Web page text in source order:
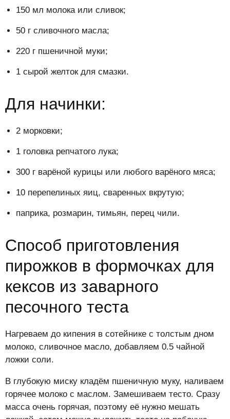
150 мл молока или сливок;
50 г сливочного масла;
220 г пшеничной муки;
1 сырой желток для смазки.
Для начинки:
2 морковки;
1 головка репчатого лука;
300 г варёной курицы или любого варёного мяса;
10 перепелиных яиц, сваренных вкрутую;
паприка, розмарин, тимьян, перец чили.
Способ приготовления
пирожков в формочках для
кексов из заварного
песочного теста
Нагреваем до кипения в сотейнике с толстым дном
молоко, сливочное масло, добавляем 0.5 чайной
ложки соли.
В глубокую миску кладём пшеничную муку, наливаем
горячее молоко с маслом. Замешиваем тесто. Сразу
масса очень горячая, поэтому её нужно мешать